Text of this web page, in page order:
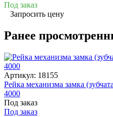
Под заказ
Запросить цену
Ранее
Артикул: 18155
Рейка механизма замка
4000
Под заказ
Под заказ